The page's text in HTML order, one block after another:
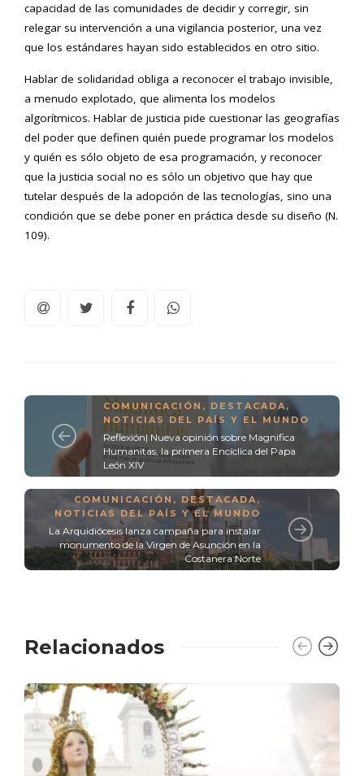
capacidad de las comunidades de decidir y corregir, sin
relegar su intervención a una vigilancia posterior, una vez
que los estándares hayan sido establecidos en otro sitio.
Hablar de solidaridad obliga a reconocer el trabajo invisible,
a menudo explotado, que alimenta los modelos
algorítmicos. Hablar de justicia pide cuestionar las geografías
del poder que definen quién puede programar los modelos
y quién es sólo objeto de esa programación, y reconocer
que la justicia social no es sólo un objetivo que hay que
tutelar después de la adopción de las tecnologías, sino una
condición que se debe poner en práctica desde su diseño (N.
109).
COMUNICACIÓN , DESTACADA,
NOTICIAS DEL PAÍS Y EL MUNDO
Reflexión| Nueva opinión sobre Magnifica
Humanitas, la primera Encíclica del Papa
León XIV
COMUNICACIÓN , DESTACADA,
NOTICIAS DEL PAÍS Y EL MUNDO
La Arquidiócesis lanza campaña para instalar
monumento de la Virgen de Asunción en la
Costanera Norte
Relacionados